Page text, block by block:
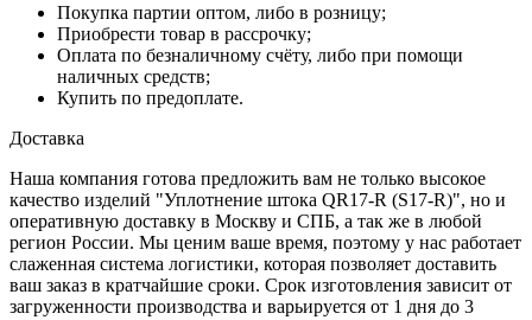
Покупка партии оптом, либо в розницу;
Приобрести товар в рассрочку;
Оплата по безналичному счёту, либо при помощи
наличных средств;
Купить по предоплате.
Доставка
Наша компания готова предложить вам не только высокое
качество изделий "Уплотнение штока QR17-R (S17-R)", но и
оперативную доставку в Москву и СПБ, а так же в любой
регион России. Мы ценим ваше время, поэтому у нас работает
слаженная система логистики, которая позволяет доставить
ваш заказ в кратчайшие сроки. Срок изготовления зависит от
загруженности производства и варьируется от 1 дня до 3